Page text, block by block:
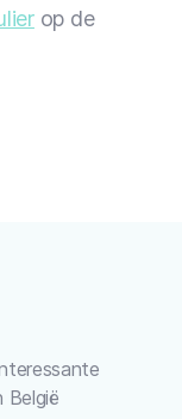
op de
België